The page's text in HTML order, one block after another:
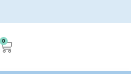
0